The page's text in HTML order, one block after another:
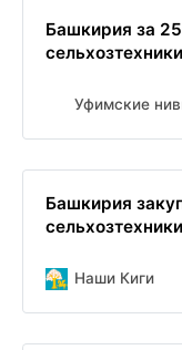
Башкирия за
Уфимские
Башкирия
Наши Киги